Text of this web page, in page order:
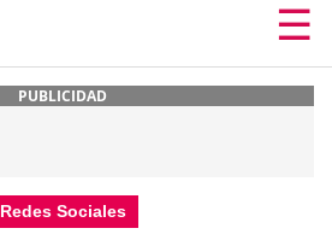
☰
PUBLICIDAD
Redes Sociales
☰